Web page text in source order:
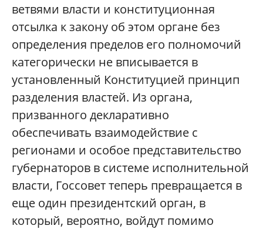
ветвями власти и конституционная
отсылка к закону об этом органе без
определения пределов его полномочий
категорически не вписывается в
установленный Конституцией принцип
разделения властей. Из органа,
призванного декларативно
обеспечивать взаимодействие с
регионами и особое представительство
губернаторов в системе исполнительной
власти, Госсовет теперь превращается в
еще один президентский орган, в
который, вероятно, войдут помимо